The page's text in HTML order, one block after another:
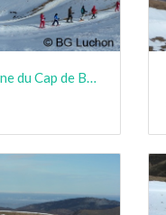
(4.86) BG Cabane du Cap de Bares Jan15 10